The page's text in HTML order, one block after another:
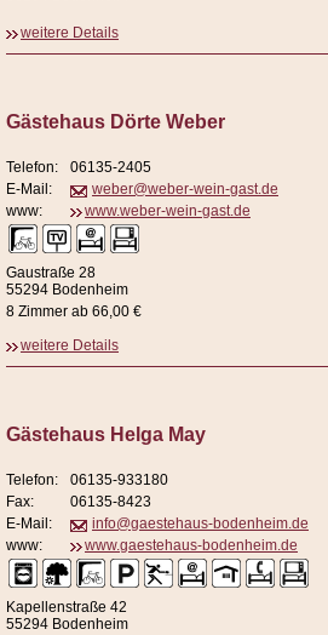
weitere Details
Gästehaus Dörte Weber
Telefon:
06135-2405
E-Mail:
weber@weber-wein-gast.de
www:
www.weber-wein-gast.de
Gaustraße 28
55294 Bodenheim
8 Zimmer ab 66,00 €
weitere Details
Gästehaus Helga May
Telefon:
06135-933180
Fax:
06135-8423
E-Mail:
info@gaestehaus-bodenheim.de
www:
www.gaestehaus-bodenheim.de
Kapellenstraße 42
55294 Bodenheim